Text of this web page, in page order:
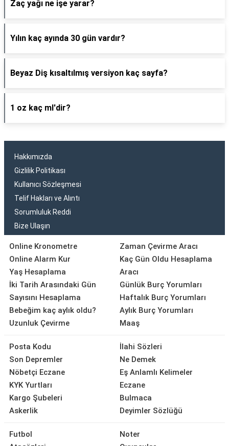
Zaç yağı ne işe yarar?
Yılın kaç ayında 30 gün vardır?
Beyaz Diş kısaltılmış versiyon kaç sayfa?
1 oz kaç ml'dir?
Hakkımızda
Gizlilik Politikası
Kullanıcı Sözleşmesi
Telif Hakları ve Alıntı
Sorumluluk Reddi
Bize Ulaşın
Online Kronometre
Online Alarm Kur
Yaş Hesaplama
İki Tarih Arasındaki Gün
Sayısını Hesaplama
Bebeğim kaç aylık oldu?
Uzunluk Çevirme
Zaman Çevirme Aracı
Kaç Gün Oldu Hesaplama
Aracı
Günlük Burç Yorumları
Haftalık Burç Yorumları
Aylık Burç Yorumları
Maaş
Posta Kodu
Son Depremler
Nöbetçi Eczane
KYK Yurtları
Kargo Şubeleri
Askerlik
İlahi Sözleri
Ne Demek
Eş Anlamlı Kelimeler
Eczane
Bulmaca
Deyimler Sözlüğü
Futbol
Noter